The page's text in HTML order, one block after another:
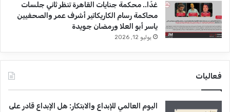
غدًا.. محكمة جنايات القاهرة تنظر ثاني جلسات
محاكمة رسام الكاريكاتير أشرف عمر والصحفيين
ياسر أبو العلا ورمضان جويدة
يوليو 12, 2026
فعاليات
اليوم العالمي للإبداع والابتكار: هل الإبداع قادر على